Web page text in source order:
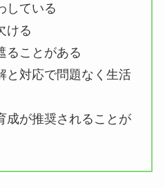
している
ける
ることがある
と対応で問題なく生活
成が推奨されることが